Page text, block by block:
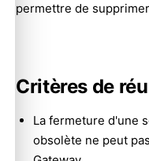
permettre de
Critères de
La fermeture d'une
obsolète ne peut